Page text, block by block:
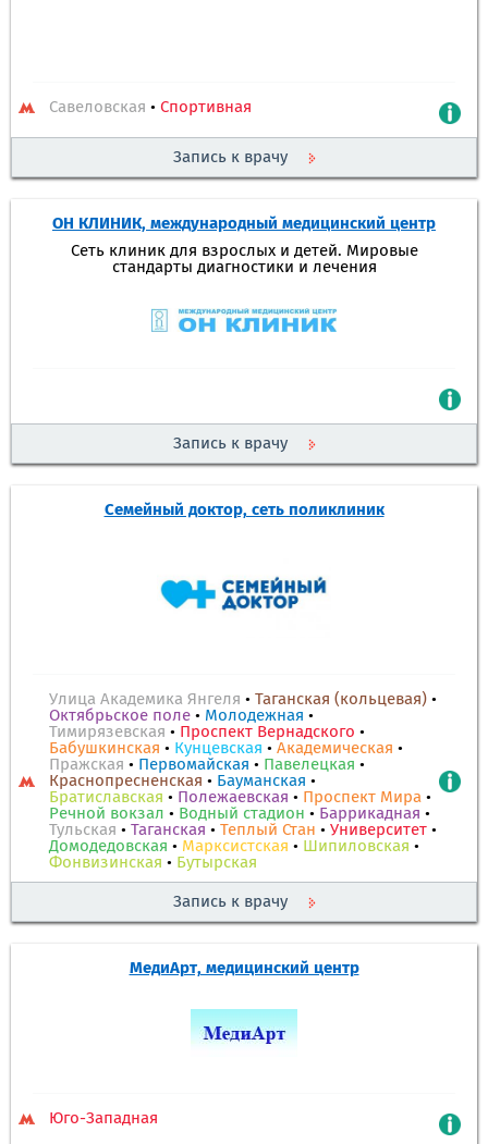
Савеловская • Спортивная
Запись к врачу
ОН КЛИНИК, международный медицинский центр
Сеть клиник для взрослых и детей. Мировые
стандарты диагностики и лечения
Запись к врачу
Семейный доктор, сеть поликлиник
Улица Академика Янгеля • Таганская (кольцевая) •
Октябрьское поле • Молодежная •
Тимирязевская • Проспект Вернадского •
Бабушкинская • Кунцевская • Академическая •
Пражская • Первомайская • Павелецкая •
Краснопресненская • Бауманская •
Братиславская • Полежаевская • Проспект Мира •
Речной вокзал • Водный стадион • Баррикадная •
Тульская • Таганская • Теплый Стан • Университет •
Домодедовская • Марксистская • Шипиловская •
Фонвизинская • Бутырская
Запись к врачу
МедиАрт, медицинский центр
Юго-Западная